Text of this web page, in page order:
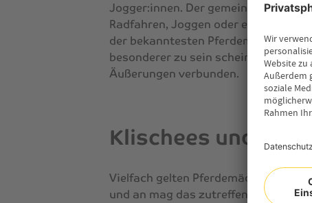
Jogger:innen. Der gemeinsame
Radfahren, Joggen oder eben Pferde.
der bekanntesten Pferdemädchen.
besonderer zu sein scheint. Denn
Äußerungen verbunden.
Klischees und
Vielfach gelten Pferdemädchen
als
und an mag das zutreffen, wie im